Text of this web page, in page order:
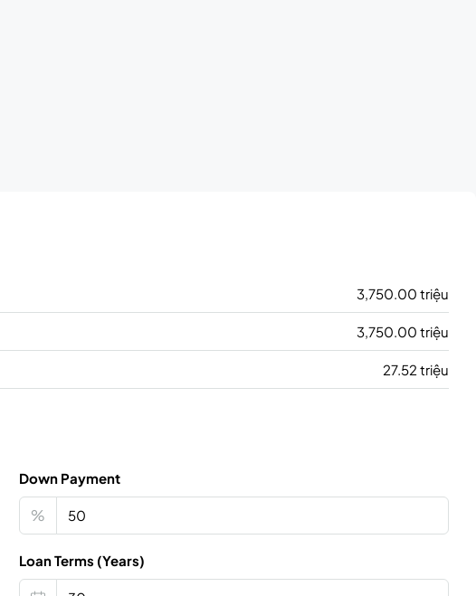
3,750.00 triệu
3,750.00 triệu
27.52 triệu
Down Payment
%
Loan Terms (Years)